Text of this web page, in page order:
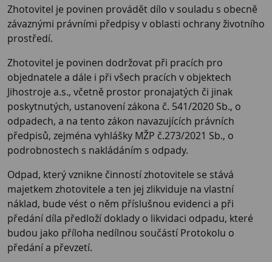
Zhotovitel je povinen provádět dílo v souladu s obecně
závaznými právními předpisy v oblasti ochrany životního
prostředí.
Zhotovitel je povinen dodržovat při pracích pro
objednatele a dále i při všech pracích v objektech
Jihostroje a.s., včetně prostor pronajatých či jinak
poskytnutých, ustanovení zákona č. 541/2020 Sb., o
odpadech, a na tento zákon navazujících právních
předpisů, zejména vyhlášky MŽP č.273/2021 Sb., o
podrobnostech s nakládáním s odpady.
Odpad, který vznikne činností zhotovitele se stává
majetkem zhotovitele a ten jej zlikviduje na vlastní
náklad, bude vést o něm příslušnou evidenci a při
předání díla předloží doklady o likvidaci odpadu, které
budou jako příloha nedílnou součástí Protokolu o
předání a převzetí.